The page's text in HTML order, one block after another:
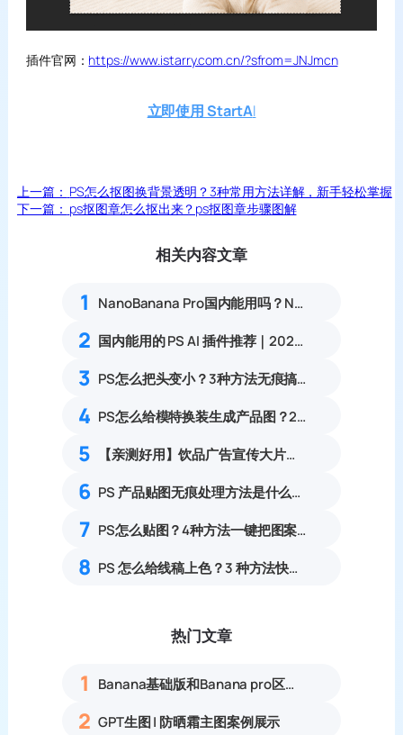
插件官网： https://www.istarry.com.cn/?sfrom=JNJmcn
立即使用 StartAI
上一篇： PS怎么抠图换背景透明？3种常用方法详解，新手轻松掌握
下一篇： ps抠图章怎么抠出来？ps抠图章步骤图解
相关内容文章
1 NanoBanana Pro国内能用吗？Nano banana使用教程
2 国内能用的 PS AI 插件推荐｜2026 4款AI插件最新实测
3 PS怎么把头变小？3种方法无痕搞定
4 PS怎么给模特换装生成产品图？2种方法对比可1键生成
5 【亲测好用】饮品广告宣传大片怎么用PS+AI快速制作？
6 PS 产品贴图无痕处理方法是什么？全套零基础实操解答
7 PS怎么贴图？4种方法一键把图案贴合到物体上。
8 PS 怎么给线稿上色？3 种方法快速搞定
热门文章
1 Banana基础版和Banana pro区别对比丨具体案例应用+使用教程
2 GPT生图 | 防晒霜主图案例展示